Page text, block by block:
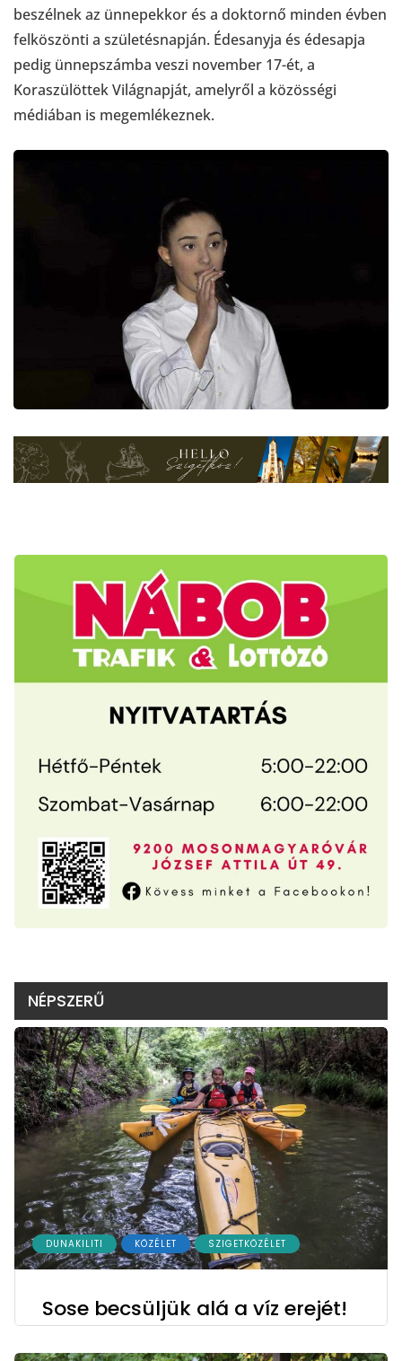
beszélnek az ünnepekkor és a doktornő minden évben
felköszönti a születésnapján. Édesanyja és édesapja
pedig ünnepszámba veszi november 17-ét, a
Koraszülöttek Világnapját, amelyről a közösségi
médiában is megemlékeznek.
NÉPSZERŰ
DUNAKILITI KÖZÉLET SZIGETKÖZÉLET
Sose becsüljük alá a víz erejét!